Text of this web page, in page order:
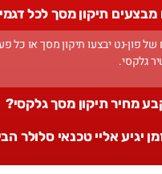
תיקון מסך לכל
פון-נט יבצעו תיקון מסך או כל
גלקסי.
מחיר תיקון מסך גלקסי?
יגיע אליי טכנאי סלולר